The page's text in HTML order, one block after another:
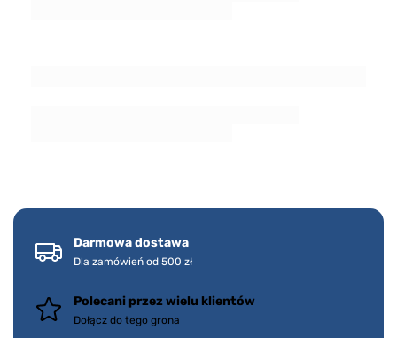
Darmowa dostawa
Dla zamówień od 500 zł
Polecani przez wielu klientów
Dołącz do tego grona